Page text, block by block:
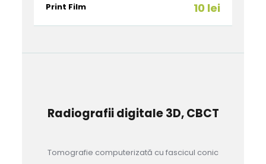
Print Film 10 lei
Radiografii digitale 3D, CBCT
Tomografie computerizată cu fascicul conic